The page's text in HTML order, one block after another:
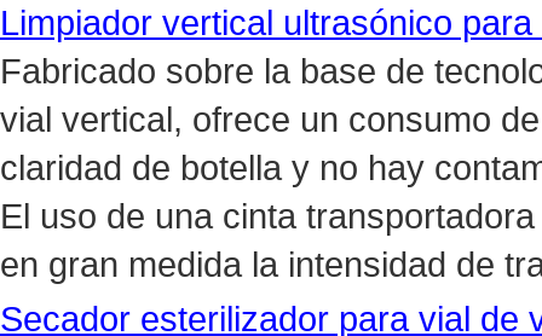
Limpiador vertical ultrasónico
Fabricado sobre la base de
vial vertical, ofrece un consumo
claridad de botella y no hay
El uso de una cinta
en gran medida la intensidad de
Secador esterilizador para vial de